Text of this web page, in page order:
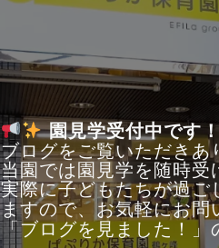
園見学受付中です
ブログをご覧いただきあ
当園では園見学を随時受
実際に子どもたちが過ご
ますので、お気軽にお問
「ブログを見ました！」